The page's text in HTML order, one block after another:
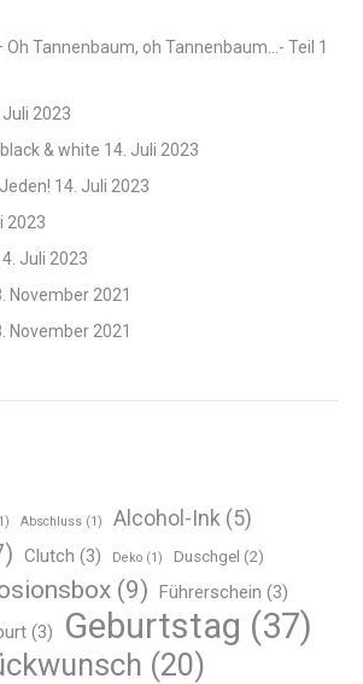
Tannenbaum, oh Tannenbaum…- Teil 1
Juli 2023
& white 14. Juli 2023
14. Juli 2023
2023
Juli 2023
November 2021
November 2021
Abschluss (1) Alcohol-Ink (5)
Clutch (3) Deko (1) Duschgel (2)
(9) Führerschein (3)
(3) Geburtstag (37)
(20)